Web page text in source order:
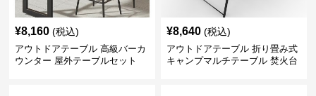
¥8,160 (税込)
アウトドアテーブル 高級バーカ
ウンター 屋外テーブルセット
¥8,640 (税込)
アウトドアテーブル 折り畳み式
キャンプマルチテーブル 焚火台